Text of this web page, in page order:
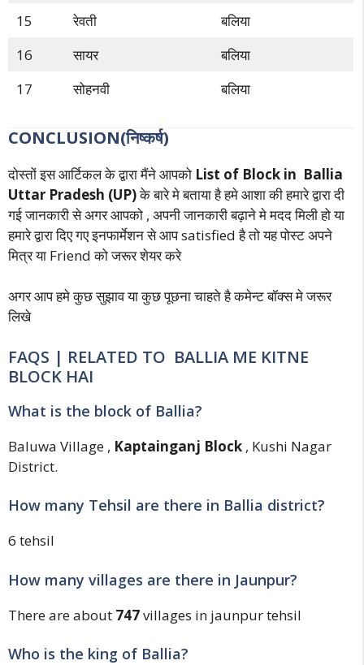
15 रेवती
बलिया
16
सायर
बलिया
17
सोहनवी बलिया
CONCLUSION(निष्कर्ष)
दोस्तों इस आर्टिकल के द्वारा मैंने आपको List of Block in Ballia
Uttar Pradesh (UP)के बारे मे बताया है हमे आशा की हमारे द्वारा दी
गई जानकारी से अगर आपको , अपनी जानकारी बढ़ाने मे मदद मिली हो या
हमारे द्वारा दिए गए इनफार्मेशन से आप satisfied है तो यह पोस्ट अपने
मित्र या Friend को जरूर शेयर करे
अगर आप हमे कुछ सुझाव या कुछ पूछना चाहते है कमेन्ट बॉक्स मे जरूर
लिखे
FAQS | RELATED TO BALLIA ME KITNE
BLOCK HAI
What is the block of Ballia?
Baluwa Village , Kaptainganj Block , Kushi Nagar
District.
How many Tehsil are there in Ballia district?
6 tehsil
How many villages are there in Jaunpur?
There are about 747villages in jaunpur tehsil
Who is the king of Ballia?